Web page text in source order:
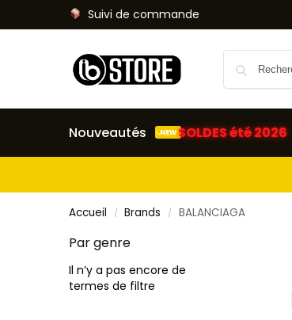
Suivi de commande
Nouveautés NEWSOLDES été 2026
Accueil / Brands / BALANCIAGA
Par genre
Il n’y a pas encore de
termes de filtre